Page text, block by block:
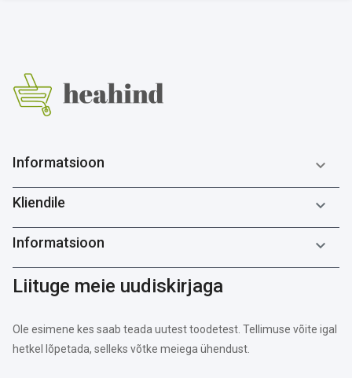
Informatsioon 
Kliendile 
Informatsioon 
Liituge meie uudiskirjaga
Ole esimene kes saab teada uutest toodetest. Tellimuse võite igal
hetkel lõpetada, selleks võtke meiega ühendust.